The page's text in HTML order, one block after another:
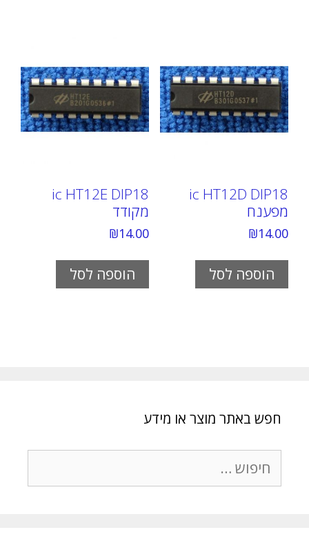
ic HT12D DIP18
מפענח
₪14.00
הוספה לסל
ic HT12E DIP18
מקודד
₪14.00
הוספה לסל
חפש באתר מוצר או מידע
חיפוש: